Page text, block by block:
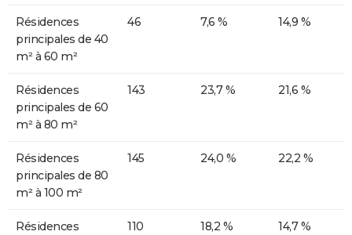
Résidences
principales de 40
m² à 60 m²
46 7,6 % 14,9 %
Résidences
principales de 60
m² à 80 m²
143 23,7 % 21,6 %
Résidences
principales de 80
m² à 100 m²
145 24,0 % 22,2 %
Résidences
110 18,2 % 14,7 %